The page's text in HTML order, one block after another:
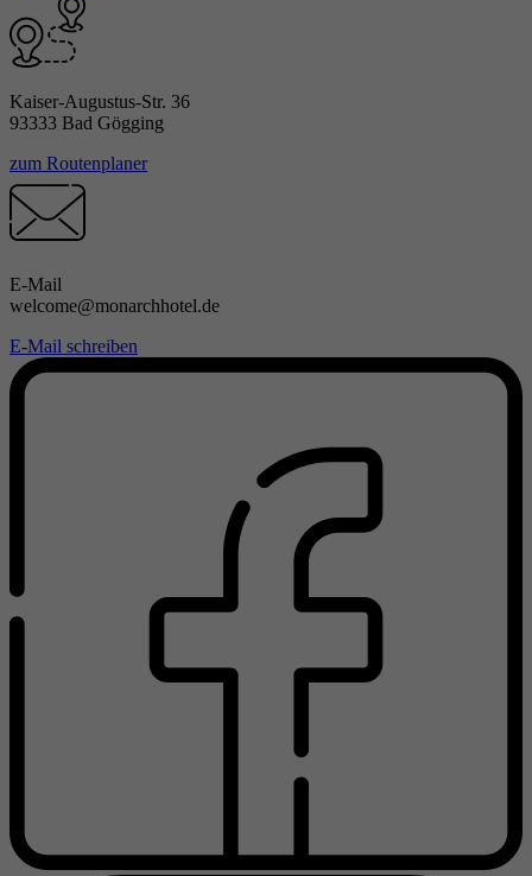
Kaiser-Augustus-Str. 36
93333 Bad Gögging
zum Routenplaner
E-Mail
welcome@monarchhotel.de
E-Mail schreiben